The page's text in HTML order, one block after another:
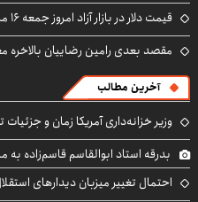
قیمت دلار در بازار آزاد امروز جمعه ۱۶ مرداد ۱۴۰۵/ قیمت‌ها ریخت؟ +جدول
مقصد بعدی رامین رضاییان بالاخره
آخرین مطالب
وزیر خزانه‌داری آمریکا زمان و جزئیات
بدرقه استاد ابوالقاسم قاسم‌زاده
احتمال تغییر میزبان دیدارهای